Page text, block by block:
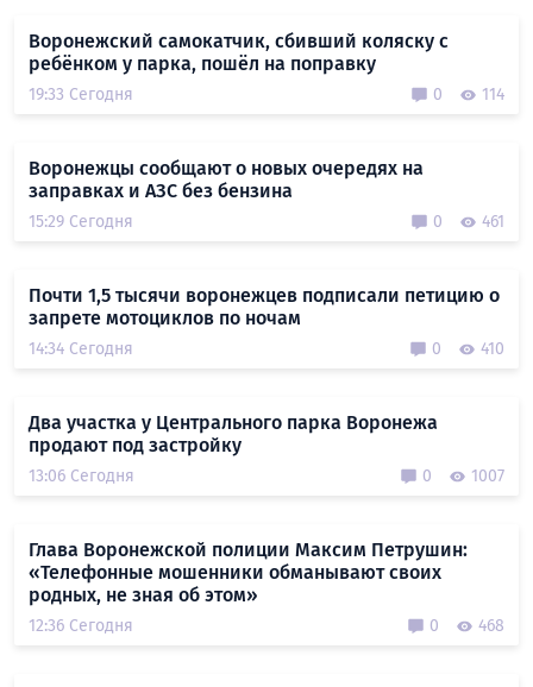
Воронежский самокатчик, сбивший коляску с
ребёнком у парка, пошёл на поправку
19:33 Сегодня 0 114
Воронежцы сообщают о новых очередях на
заправках и АЗС без бензина
15:29 Сегодня 0 461
Почти 1,5 тысячи воронежцев подписали петицию о
запрете мотоциклов по ночам
14:34 Сегодня 0 410
Два участка у Центрального парка Воронежа
продают под застройку
13:06 Сегодня 0 1007
Глава Воронежской полиции Максим Петрушин:
«Телефонные мошенники обманывают своих
родных, не зная об этом»
12:36 Сегодня 0 468